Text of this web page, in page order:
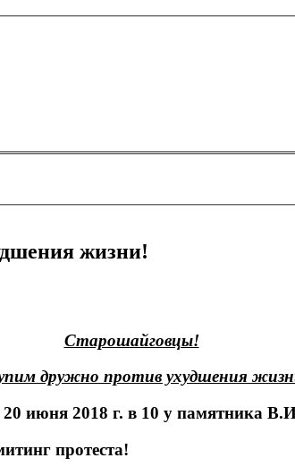
жизни!
Старошайговцы!
дружно против ухудшения
июня 2018 г. в 10 у памятника
протеста!